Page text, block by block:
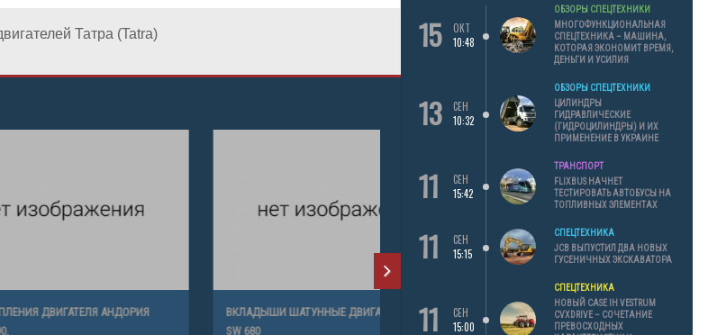
Татра (Tatra)
АНДОРИЯ
ВКЛАДЫШИ ШАТУННЫЕ ДВИГАТЕЛЯ MIELEC
ПОЛУМЕСЯЦЫ (ПОЛУКОЛЬЦА) РАЗБЕГА ВАЛА
ДВИГАТЕЛЯ MIELEC SW 680.
15
ОКТ
10:48
ОБЗОРЫ СПЕЦТЕХНИКИ
МНОГОФУНКЦИОНАЛЬНАЯ
СПЕЦТЕХНИКА – МАШИНА,
КОТОРАЯ ЭКОНОМИТ ВРЕМЯ,
ДЕНЬГИ И УСИЛИЯ
13
СЕН
10:32
ОБЗОРЫ СПЕЦТЕХНИКИ
ЦИЛИНДРЫ
ГИДРАВЛИЧЕСКИЕ
(ГИДРОЦИЛИНДРЫ) И ИХ
ПРИМЕНЕНИЕ В УКРАИНЕ
11
СЕН
15:42
ТРАНСПОРТ
FLIXBUS НАЧНЕТ
ТЕСТИРОВАТЬ АВТОБУСЫ НА
ТОПЛИВНЫХ ЭЛЕМЕНТАХ
11
СЕН
15:15
СПЕЦТЕХНИКА
JCB ВЫПУСТИЛ ДВА НОВЫХ
ГУСЕНИЧНЫХ ЭКСКАВАТОРА
11
СЕН
15:00
СПЕЦТЕХНИКА
НОВЫЙ CASE IH VESTRUM
CVXDRIVE – СОЧЕТАНИЕ
ПРЕВОСХОДНЫХ